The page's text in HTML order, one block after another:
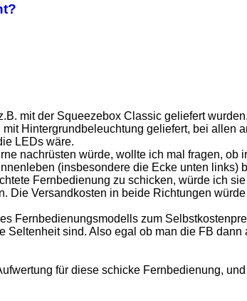
mit der Squeezebox Classic geliefert
Hintergrundbeleuchtung geliefert, bei allen
LEDs wäre.
nachrüsten würde, wollte ich mal fragen, ob
(insbesondere die Ecke unten links)
Fernbedienung zu schicken, würde ich
Die Versandkosten in beide Richtungen
Fernbedienungsmodells zum
sind. Also egal ob man die FB
für diese schicke Fernbedienung,